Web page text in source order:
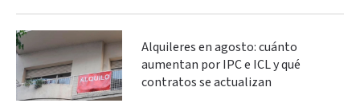
Alquileres en agosto: cuánto
aumentan por IPC e ICL y qué
contratos se actualizan